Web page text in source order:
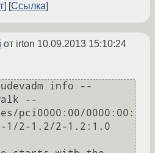
Ссылка
от irton 10.09.2013 15:10:24
info --
--
pci0000:00/0000:00:
1/2-1.2/2-1.2:1.0